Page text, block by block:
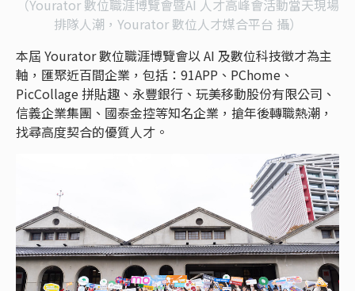
（Yourator 數位職涯博覽會暨AI 人才高峰會活動當天現場
排隊人潮，Yourator 數位人才媒合平台 攝）
本屆 Yourator 數位職涯博覽會以 AI 及數位科技徵才為主
軸，匯聚近百間企業，包括：91APP、PChome、
PicCollage 拼貼趣、永豐銀行、玩美移動股份有限公司、
信義企業集團、國泰金控等知名企業，搶年後轉職熱潮，
找尋高度契合的優質人才。